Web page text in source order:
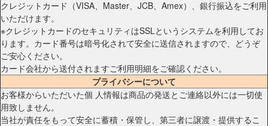
クレジットカード（VISA、Master、JCB、Amex）、銀行振込をご利用
いただけます。
※クレジットカードのセキュリティはSSLというシステムを利用してお
ります。カード番号は暗号化されて安全に送信されますので、どうぞ
ご安心ください。
カード会社から送付されますご利用明細をご確認ください。
プライバシーについて
お客様からいただいた個 人情報は商品の発送とご連絡以外には一切使
用致しません。
当社が責任をもって安全に蓄積・保管し、第三者に譲渡・提供するこ